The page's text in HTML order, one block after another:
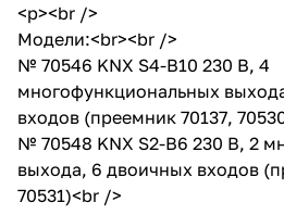
<p><br />
Модели:<br><br />
№ 70546 KNX S4-B10 230 В, 4
многофункциональных
входов (преемник 70137,
№ 70548 KNX S2-B6 230 В, 2
выхода, 6 двоичных входов
70531)<br />